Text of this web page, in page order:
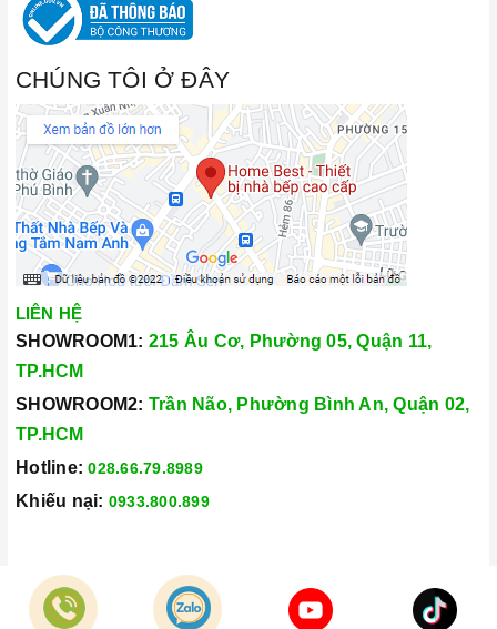
CHÚNG TÔI Ở ĐÂY
LIÊN HỆ
SHOWROOM1: 215 Âu Cơ, Phường 05, Quận 11,
TP.HCM
SHOWROOM2: Trần Não, Phường Bình An, Quận 02,
TP.HCM
Hotline: 028.66.79.8989
Khiếu nại: 0933.800.899
© Bản quyền thuộc vềCông Ty TNHH Home Best Việt Nam
Cung cấp bởi
Sapo